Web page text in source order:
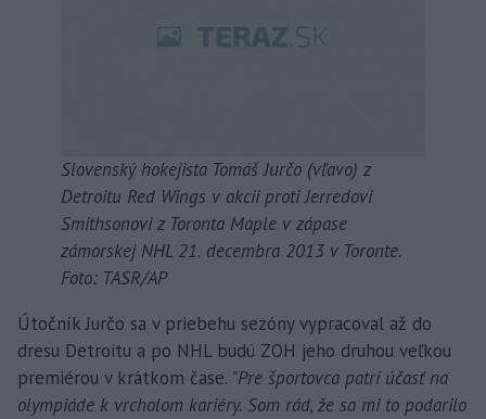
Slovenský hokejista Tomáš Jurčo (vľavo) z
Detroitu Red Wings v akcii proti Jerredovi
Smithsonovi z Toronta Maple v zápase
zámorskej NHL 21. decembra 2013 v Toronte.
Foto: TASR/AP
Útočník Jurčo sa v priebehu sezóny vypracoval až do
dresu Detroitu a po NHL budú ZOH jeho druhou veľkou
premiérou v krátkom čase. "Pre športovca patrí účasť na
olympiáde k vrcholom kariéry. Som rád, že sa mi to podarilo